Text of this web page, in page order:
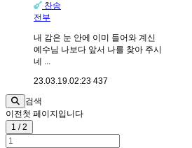
찬송
전부
내 감은 눈 안에 이미 들어와 계신
예수님 나보다 앞서 나를 찾아 주시
네 ...
23.03.19.02:23 437
검색
이전첫 페이지입니다
1 / 2